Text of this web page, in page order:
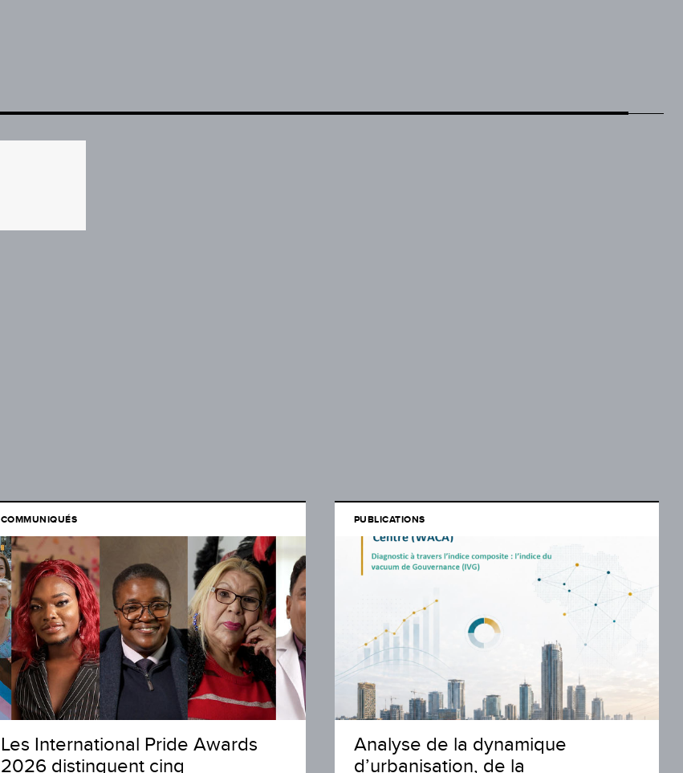
COMMUNIQUÉS
Les International Pride Awards
2026 distinguent cinq
PUBLICATIONS
Analyse de la dynamique
d’urbanisation, de la